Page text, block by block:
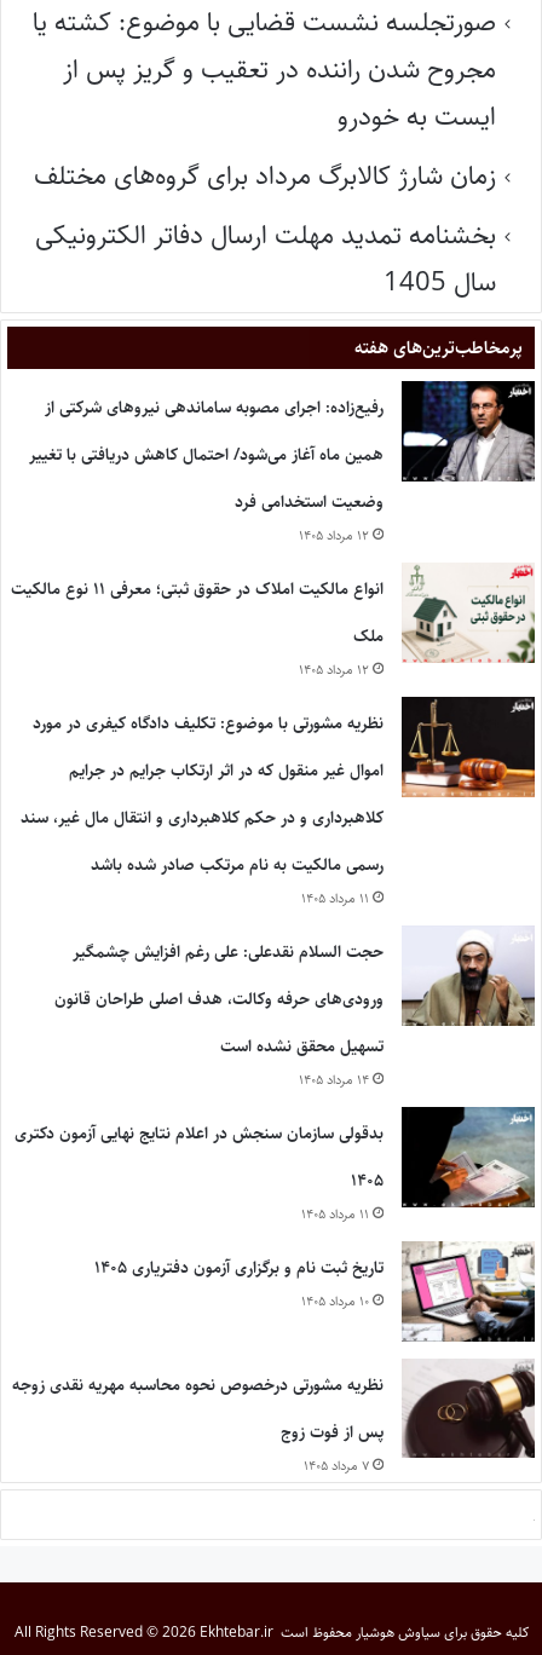
صورتجلسه نشست قضایی با موضوع: کشته یا
مجروح شدن راننده در تعقیب و گریز پس از
ایست به خودرو
زمان شارژ کالابرگ مرداد برای گروه‌های مختلف
بخشنامه تمدید مهلت ارسال دفاتر الکترونیکی
سال 1405
پر‌مخاطب‌ترین‌های هفته
رفیع‌زاده: اجرای مصوبه ساماندهی نیروهای شرکتی از
همین ماه آغاز می‌شود/ احتمال کاهش دریافتی با تغییر
وضعیت استخدامی فرد
۱۲ مرداد ۱۴۰۵
انواع مالکیت املاک در حقوق ثبتی؛ معرفی ۱۱ نوع مالکیت
ملک
۱۲ مرداد ۱۴۰۵
نظریه مشورتی با موضوع: تکلیف دادگاه کیفری در مورد
اموال غیر منقول که در اثر ارتکاب جرایم در جرایم
کلاهبرداری و در حکم کلاهبرداری و انتقال مال غیر، سند
رسمی مالکیت به نام مرتکب صادر شده باشد
۱۱ مرداد ۱۴۰۵
حجت السلام نقدعلی: علی رغم افزایش چشمگیر
ورودی‌های حرفه وکالت، هدف اصلی طراحان قانون
تسهیل محقق نشده است
۱۴ مرداد ۱۴۰۵
بدقولی سازمان سنجش در اعلام نتایج نهایی آزمون دکتری
۱۴۰۵
۱۱ مرداد ۱۴۰۵
تاریخ ثبت نام و برگزاری آزمون دفتریاری ۱۴۰۵
۱۰ مرداد ۱۴۰۵
نظریه مشورتی درخصوص نحوه محاسبه مهریه نقدی زوجه
پس از فوت زوج
۷ مرداد ۱۴۰۵
کلیه حقوق برایسیاوش هوشیار محفوظ است All Rights Reserved © 2026 Ekhtebar.ir